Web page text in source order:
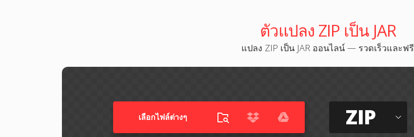
ตัวแปลง ZIP เป็น JAR
แปลง ZIP เป็น JAR ออนไลน์ — รวดเร็วและฟรี
เลือกไฟล์ต่างๆ​ ZIP